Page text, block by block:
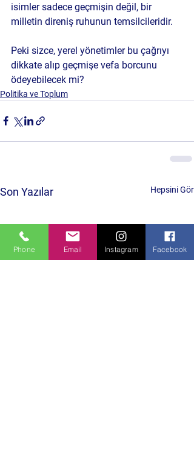
isimler sadece geçmişin değil, bir
milletin direniş ruhunun temsilcileridir.
Peki sizce, yerel yönetimler bu çağrıyı
dikkate alıp geçmişe vefa borcunu
ödeyebilecek mi?
Politika ve Toplum
Son Yazılar Hepsini Gör
Phone Email Instagram Facebook